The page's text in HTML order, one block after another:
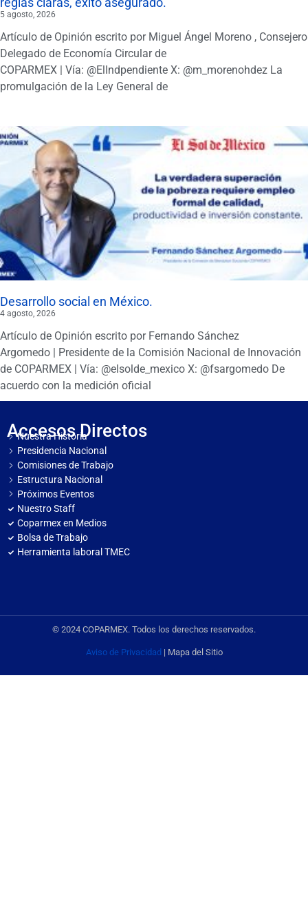
5 agosto, 2026
Artículo de Opinión escrito por Miguel Ángel Moreno , Consejero
Delegado de Economía Circular de
COPARMEX | Vía: @ElIndpendiente X: @m_morenohdez La
promulgación de la Ley General de
Desarrollo social en México.
4 agosto, 2026
Artículo de Opinión escrito por Fernando Sánchez
Argomedo | Presidente de la Comisión Nacional de Innovación
de COPARMEX | Vía: @elsolde_mexico X: @fsargomedo De
acuerdo con la medición oficial
Accesos Directos
Nuestra Historia
Presidencia Nacional
Comisiones de Trabajo
Estructura Nacional
Próximos Eventos
Nuestro Staff
Coparmex en Medios
Bolsa de Trabajo
Herramienta laboral TMEC
© 2024 COPARMEX. Todos los derechos reservados.
Aviso de Privacidad | Mapa del Sitio